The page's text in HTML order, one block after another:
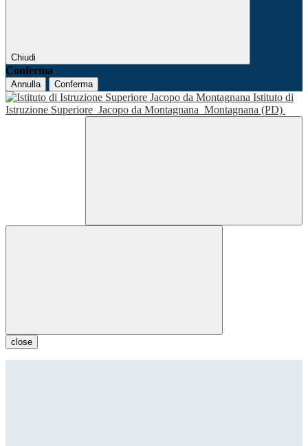
Chiudi
Conferma
Annulla Conferma
Istituto di
Istruzione Superiore Jacopo da Montagnana Montagnana (PD)
close